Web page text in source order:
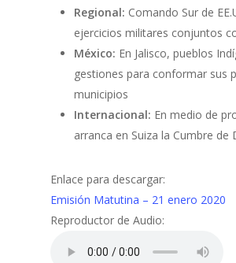
Regional: Comando Sur de
ejercicios militares conjuntos
México: En Jalisco, pueblos
gestiones para conformar sus
municipios
Internacional: En medio de
arranca en Suiza la Cumbre de
Enlace para descargar:
Emisión Matutina – 21 enero 2020
Reproductor de Audio: